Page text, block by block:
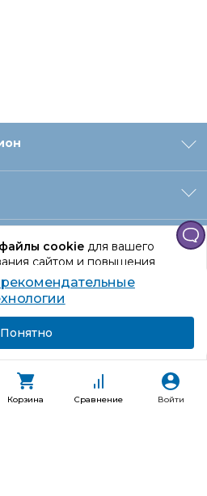
Корзина Сравнение Войти
cookieдля вашего
сайтом и повышения
рекомендаций.
сайта, вы даете
персональных данных
Понятно